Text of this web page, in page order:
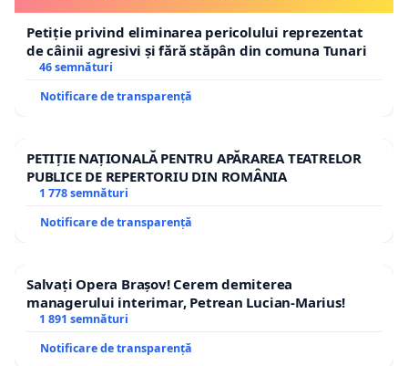
Petiție privind eliminarea pericolului reprezentat
de câinii agresivi și fără stăpân din comuna Tunari
46 semnături
Notificare de transparență
PETIȚIE NAȚIONALĂ PENTRU APĂRAREA TEATRELOR
PUBLICE DE REPERTORIU DIN ROMÂNIA
1 778 semnături
Notificare de transparență
Salvați Opera Brașov! Cerem demiterea
managerului interimar, Petrean Lucian-Marius!
1 891 semnături
Notificare de transparență